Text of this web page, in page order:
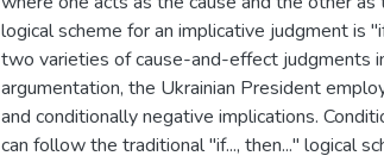
logical scheme for an implicative judgment is
two varieties of cause-and-effect judgments
argumentation, the Ukrainian President
and conditionally negative implications.
can follow the traditional "if..., then..." logical